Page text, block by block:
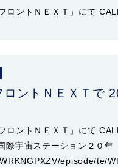
ロントＮＥＸＴ」にて
ロントＮＥＸＴで
ロントＮＥＸＴ」にて
際宇宙ステーション２０
episode/te/